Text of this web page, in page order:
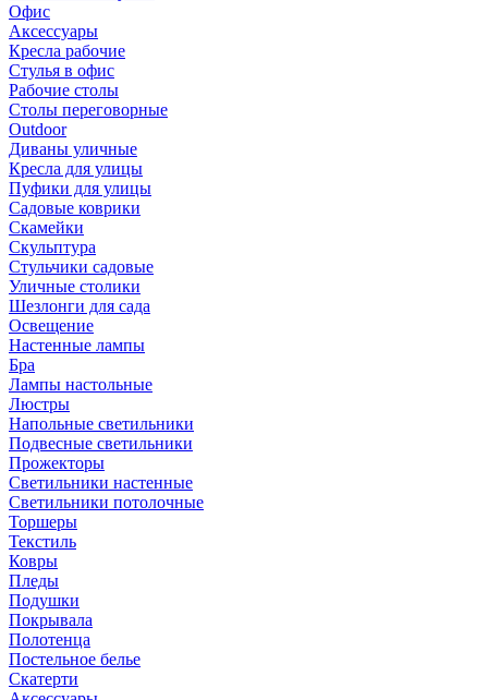
Офис
Аксессуары
Кресла рабочие
Стулья в офис
Рабочие столы
Столы переговорные
Outdoor
Диваны уличные
Кресла для улицы
Пуфики для улицы
Садовые коврики
Скамейки
Скульптура
Стульчики садовые
Уличные столики
Шезлонги для сада
Освещение
Hастенные лампы
Бра
Лампы настольные
Люстры
Напольные светильники
Подвесные светильники
Прожекторы
Светильники настенные
Светильники потолочные
Торшеры
Текстиль
Ковры
Пледы
Подушки
Покрывала
Полотенца
Постельное белье
Скатерти